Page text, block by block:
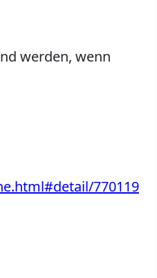
werden, wenn
770119